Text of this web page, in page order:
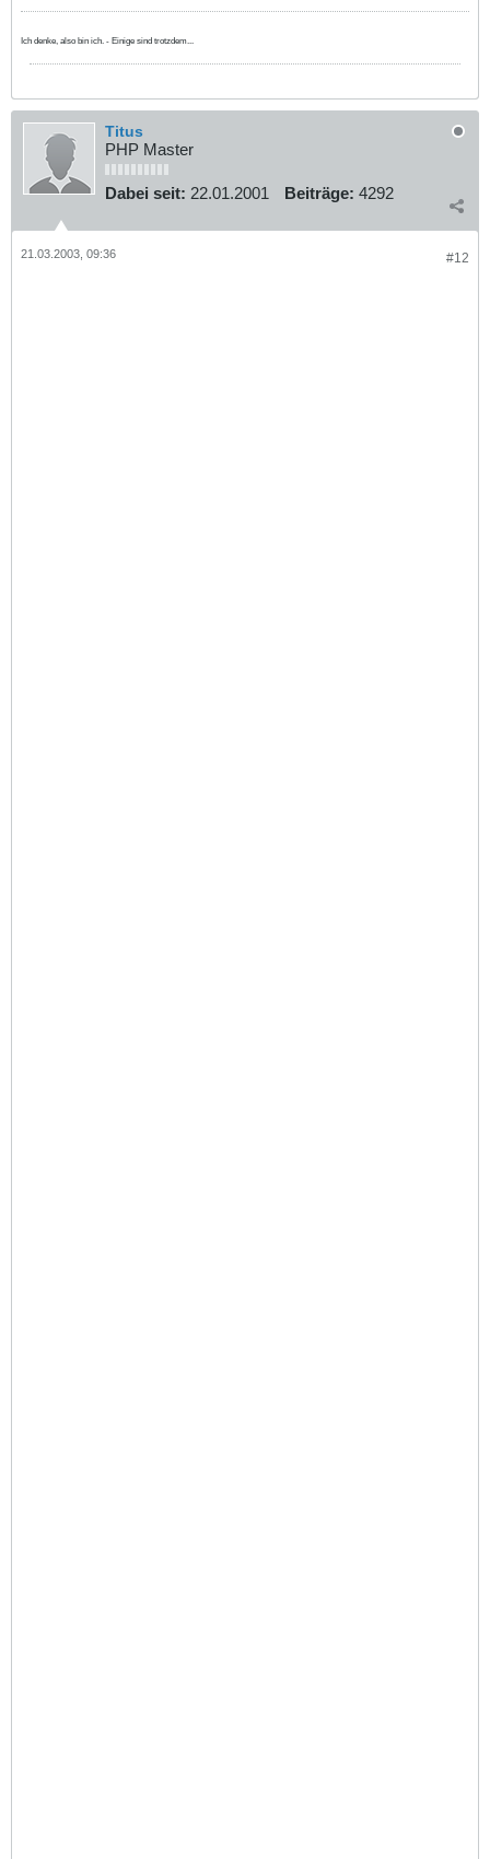
Ich denke, also bin ich. - Einige sind trotzdem...
Titus
PHP Master
Dabei seit: 22.01.2001 Beiträge: 4292
#12
21.03.2003, 09:36